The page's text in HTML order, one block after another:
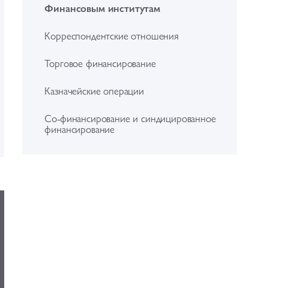
Финансовым институтам
Корреспондентские отношения
Торговое финансирование
Казначейские операции
Со-финансирование и синдицированное
финансирование